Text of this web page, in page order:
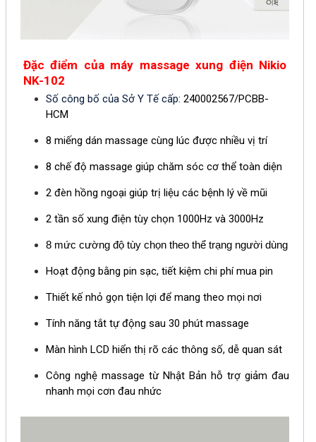
Đặc điểm của máy massage xung điện Nikio
NK-102
Số công bố của Sở Y Tế cấp: 240002567/PCBB-
HCM
8 miếng dán massage cùng lúc được nhiều vị trí
8 chế độ massage giúp chăm sóc cơ thể toàn diện
2 đèn hồng ngoại giúp trị liệu các bệnh lý về mũi
2 tần số xung điện tùy chọn 1000Hz và 3000Hz
8 mức cường độ tùy chọn theo thể trạng người dùng
Hoạt động bằng pin sạc, tiết kiệm chi phí mua pin
Thiết kế nhỏ gọn tiện lợi để mang theo mọi nơi
Tính năng tắt tự động sau 30 phút massage
Màn hình LCD hiển thị rõ các thông số, dễ quan sát
Công nghệ massage từ Nhật Bản hỗ trợ giảm đau
nhanh mọi cơn đau nhức